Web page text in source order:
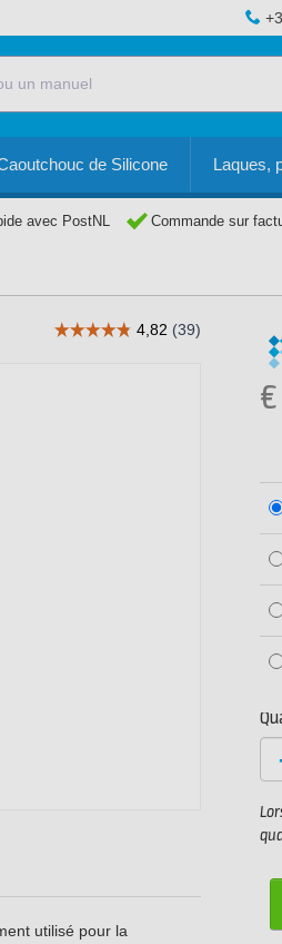
de Silicone Laques,
avec PostNL Commande sur
utilisé pour la
€